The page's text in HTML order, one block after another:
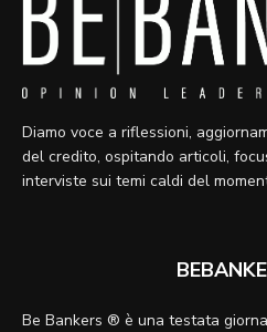
Diamo voce a riflessioni,
del credito, ospitando articoli,
interviste sui temi caldi del
Be Bankers ® è una testata